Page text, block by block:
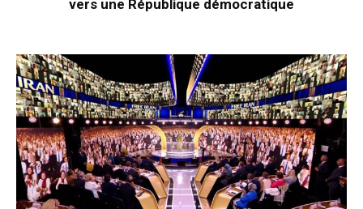
vers une République démocratique